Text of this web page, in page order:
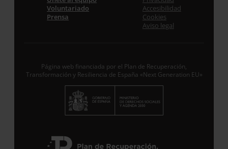
Política de Privacidad *
Suscribirme
Voluntariado
Prensa
Accesibilidad
Cookies
Aviso legal
Página web financiada por el Plan de Recuperación,
Transformación y Resiliencia de España «Next Generation EU»